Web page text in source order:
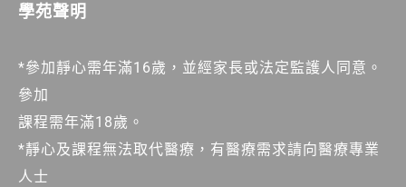
學苑聲明
*參加靜心需年滿16歲，並經家長或法定監護人同意。
參加
課程需年滿18歲。
*靜心及課程無法取代醫療，有醫療需求請向醫療專業
人士